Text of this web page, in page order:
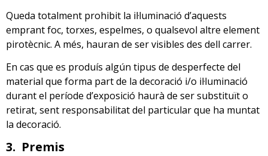
Queda totalment prohibit la il·luminació d’aquests
emprant foc, torxes, espelmes, o qualsevol altre element
pirotècnic. A més, hauran de ser visibles des dell carrer.
En cas que es produís algún tipus de desperfecte del
material que forma part de la decoració i/o il·luminació
durant el període d’exposició haurà de ser substituït o
retirat, sent responsabilitat del particular que ha muntat
la decoració.
3. Premis